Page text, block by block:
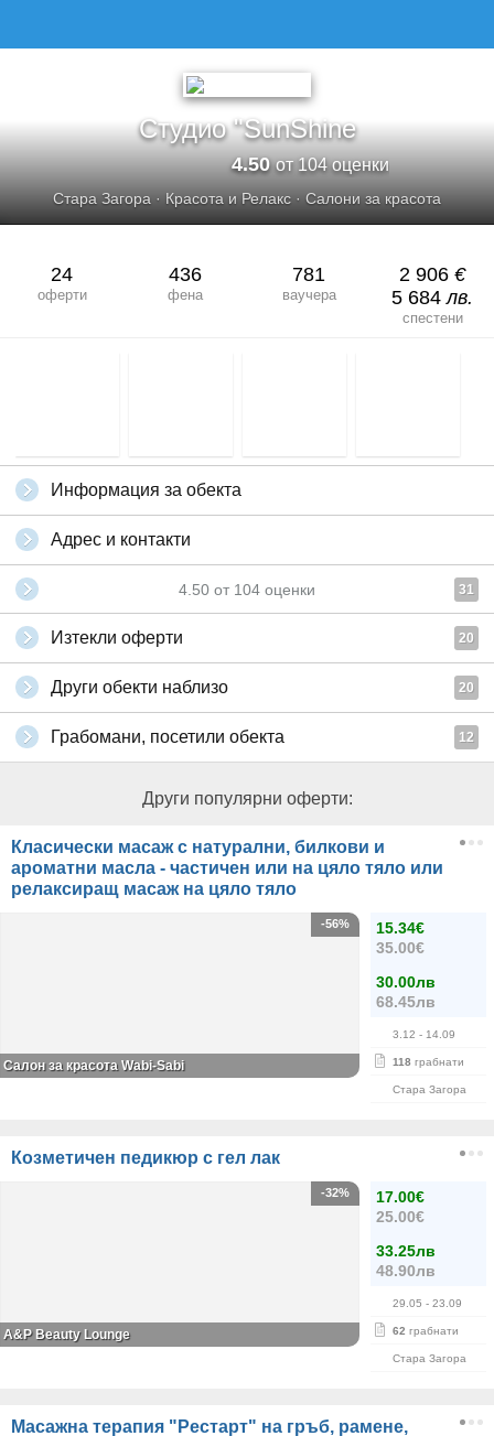
Студио "SunShine
4.50от 104 оценки
Стара Загора · Красота и Релакс · Салони за красота
24
оферти
436
фена
781
ваучера
2 906 €
5 684лв.
спестени
Информация за обекта
Адрес и контакти
4.50 от 104 оценки 31
Изтекли оферти 20
Други обекти наблизо 20
Грабомани, посетили обекта 12
Други популярни оферти:
Класически масаж с натурални, билкови и
ароматни масла - частичен или на цяло тяло или
релаксиращ масаж на цяло тяло
15.34€
35.00€
30.00лв
68.45лв
3.12 - 14.09
118 грабнати
Стара Загора
-56%
Салон за красота Wabi-Sabi
Козметичен педикюр с гел лак
17.00€
25.00€
33.25лв
48.90лв
29.05 - 23.09
62 грабнати
Стара Загора
-32%
A&P Beauty Lounge
Масажна терапия "Рестарт" на гръб, рамене,